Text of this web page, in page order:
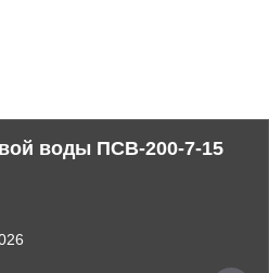
воды ПСВ-200-7-15